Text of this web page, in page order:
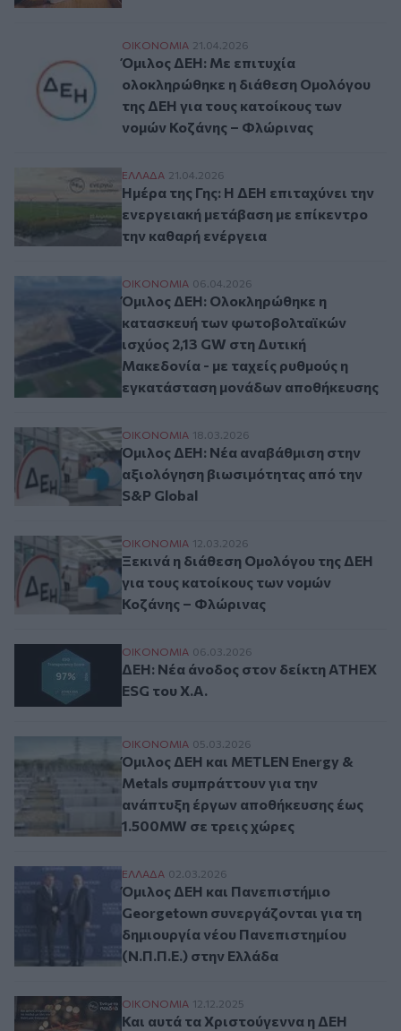
Όμιλος ΔΕΗ: Με επιτυχία ολοκληρώθηκε
ΟΙΚΟΝΟΜΙΑ 21.04.2026
Όμιλος ΔΕΗ: Με επιτυχία
ολοκληρώθηκε η διάθεση Ομολόγου
της ΔΕΗ για τους κατοίκους των
νομών Κοζάνης – Φλώρινας
Ημέρα της Γης: Η ΔΕΗ επιταχύνει την
ΕΛΛAΔΑ 21.04.2026
Ημέρα της Γης: Η ΔΕΗ επιταχύνει την
ενεργειακή μετάβαση με επίκεντρο
την καθαρή ενέργεια
Όμιλος ΔΕΗ: Ολοκληρώθηκε η κατασκευή
ΟΙΚΟΝΟΜΙΑ 06.04.2026
Όμιλος ΔΕΗ: Ολοκληρώθηκε η
κατασκευή των φωτοβολταϊκών
ισχύος 2,13 GW στη Δυτική
Μακεδονία - με ταχείς ρυθμούς η
εγκατάσταση μονάδων αποθήκευσης
Όμιλος ΔΕΗ: Νέα αναβάθμιση στην
ΟΙΚΟΝΟΜΙΑ 18.03.2026
Όμιλος ΔΕΗ: Νέα αναβάθμιση στην
αξιολόγηση βιωσιμότητας από την
S&P Global
Ξεκινά η διάθεση Ομολόγου της ΔΕΗ για
ΟΙΚΟΝΟΜΙΑ 12.03.2026
Ξεκινά η διάθεση Ομολόγου της ΔΕΗ
για τους κατοίκους των νομών
Κοζάνης – Φλώρινας
ΔΕΗ: Νέα άνοδος στον δείκτη ATHEX
ΟΙΚΟΝΟΜΙΑ 06.03.2026
ΔΕΗ: Νέα άνοδος στον δείκτη ATHEX
ESG του Χ.Α.
Όμιλος ΔΕΗ και METLEN Energy &
ΟΙΚΟΝΟΜΙΑ 05.03.2026
Όμιλος ΔΕΗ και METLEN Energy &
Metals συμπράττουν για την
ανάπτυξη έργων αποθήκευσης έως
1.500MW σε τρεις χώρες
Όμιλος ΔΕΗ και Πανεπιστήμιο
ΕΛΛAΔΑ 02.03.2026
Όμιλος ΔΕΗ και Πανεπιστήμιο
Georgetown συνεργάζονται για τη
δημιουργία νέου Πανεπιστημίου
(Ν.Π.Π.Ε.) στην Ελλάδα
Και αυτά τα Χριστούγεννα η ΔΕΗ γίνεται
ΟΙΚΟΝΟΜΙΑ 12.12.2025
Και αυτά τα Χριστούγεννα η ΔΕΗ